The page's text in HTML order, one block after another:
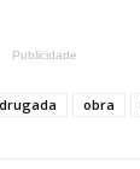
Publicidade
obra